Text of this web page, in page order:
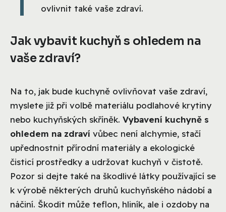
ovlivnit také vaše zdraví.
Jak vybavit kuchyň s ohledem na
vaše zdraví?
Na to, jak bude kuchyně ovlivňovat vaše zdraví,
myslete již při volbě materiálu podlahové krytiny
nebo kuchyňských skříněk. Vybavení kuchyně s
ohledem na zdraví vůbec není alchymie, stačí
upřednostnit přírodní materiály a ekologické
čisticí prostředky a udržovat kuchyň v čistotě.
Pozor si dejte také na škodlivé látky používající se
k výrobě některých druhů kuchyňského nádobí a
náčiní. Škodit může teflon, hliník, ale i ozdoby na